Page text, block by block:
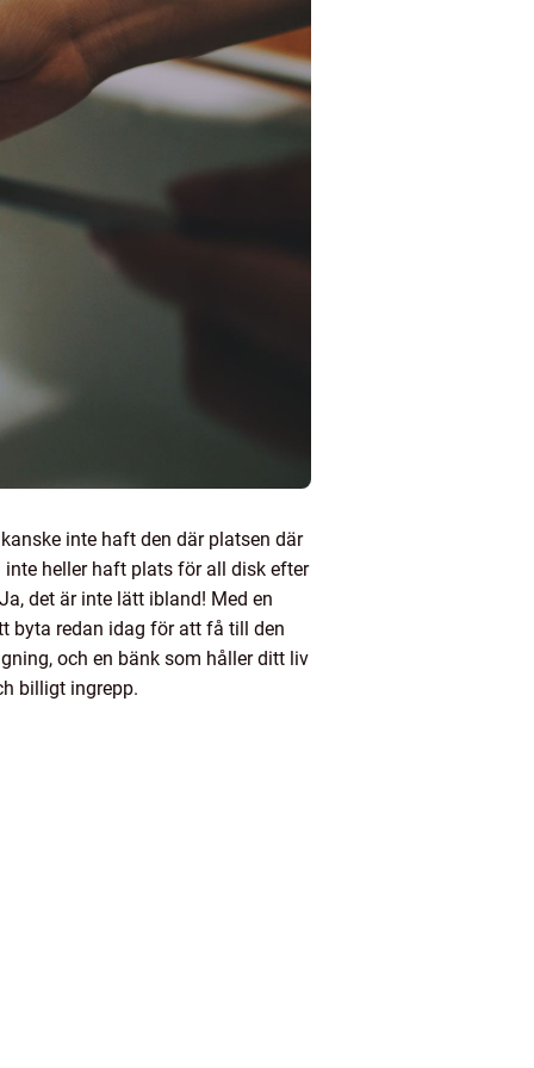
inte haft den där platsen där
heller haft plats för all disk efter
det är inte lätt ibland! Med en
byta redan idag för att få till den
och en bänk som håller ditt liv
billigt ingrepp.